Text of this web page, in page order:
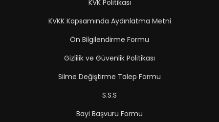
KVK Politikası
KVKK Kapsamında Aydınlatma Metni
Ön Bilgilendirme Formu
Gizlilik ve Güvenlik Politikası
Silme Değiştirme Talep Formu
S.S.S
Bayi Başvuru Formu